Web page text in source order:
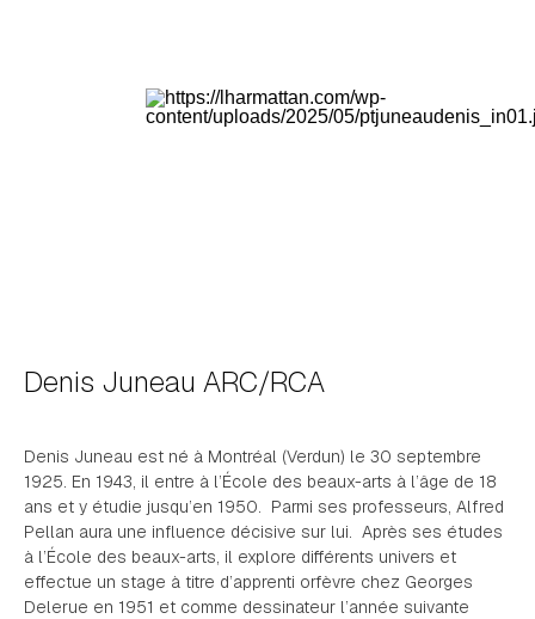
Denis Juneau ARC/RCA
Denis Juneau est né à Montréal (Verdun) le 30 septembre
1925. En 1943, il entre à l’École des beaux-arts à l’âge de 18
ans et y étudie jusqu’en 1950. Parmi ses professeurs, Alfred
Pellan aura une influence décisive sur lui. Après ses études
à l’École des beaux-arts, il explore différents univers et
effectue un stage à titre d’apprenti orfèvre chez Georges
Delerue en 1951 et comme dessinateur l’année suivante